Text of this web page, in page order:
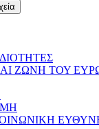
ΖΩΝΗ ΤΟΥ